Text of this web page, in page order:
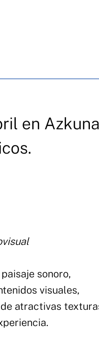
en Azkuna
sonoro,
visuales,
atractivas